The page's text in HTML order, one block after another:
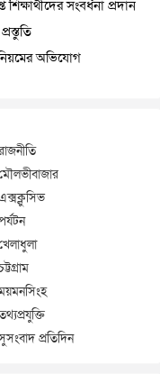
সংবর্ধনা প্রদান
অভিযোগ
প্রতিদিন